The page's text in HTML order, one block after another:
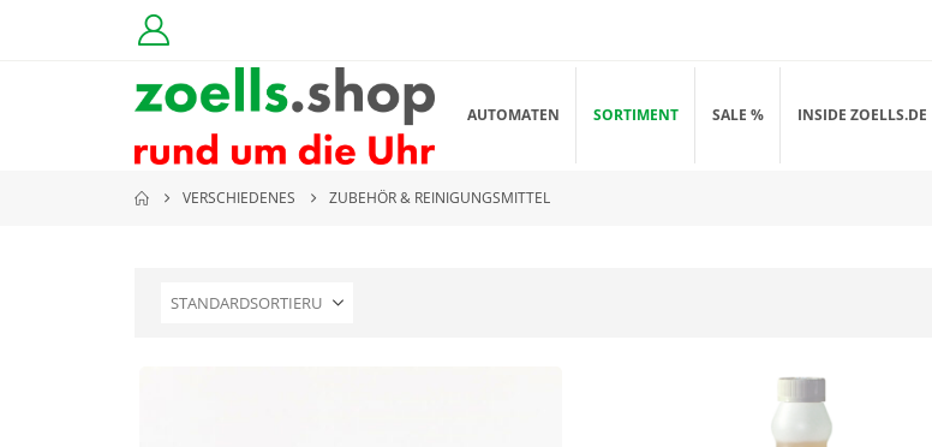
AUTOMATEN SORTIMENT SALE % INSIDE ZOELLS.DE
VERSCHIEDENES ZUBEHÖR & REINIGUNGSMITTEL